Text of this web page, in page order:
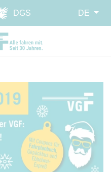
Direkt zur Hauptnavigation
Direkt zum Inhalt springen
Webseiten-Barriere melden
DGS
DE